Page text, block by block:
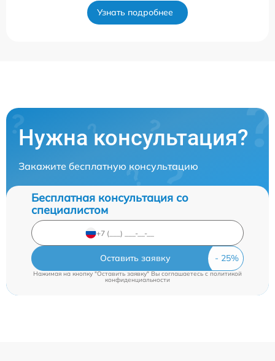
Узнать подробнее
Нужна консультация?
Закажите бесплатную консультацию
Бесплатная консультация со
специалистом
Оставить заявку
Нажимая на кнопку "Оставить заявку" Вы соглашаетесь cполитикой
конфиденциальности